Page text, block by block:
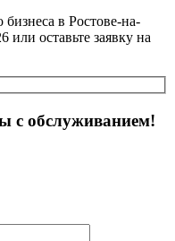
в Ростове-на-
оставьте заявку на
с обслуживанием!